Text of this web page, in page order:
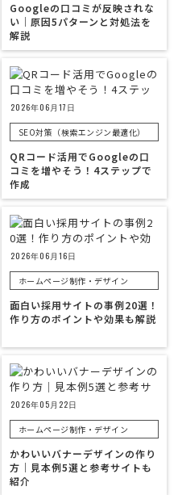
Googleの口コミが反映されな
い｜原因5パターンと対処法を
解説
2026年06月17日
SEO対策（検索エンジン最適化）
QRコード活用でGoogleの口
コミを増やそう！4ステップで
作成
2026年06月16日
ホームページ制作・デザイン
面白い採用サイトの事例20選！
作り方のポイントや効果も解説
2026年05月22日
ホームページ制作・デザイン
かわいいバナーデザインの作り
方｜見本例5選と参考サイトも
紹介